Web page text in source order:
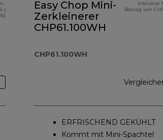
(
Easy Chop Mini-
Zerkleinerer
CHP61.100WH
CHP61.100WH
Inklusive
Betrag von
ERFRISCHEND GEKÜHLT
Kommt mit Mini-Spachtel